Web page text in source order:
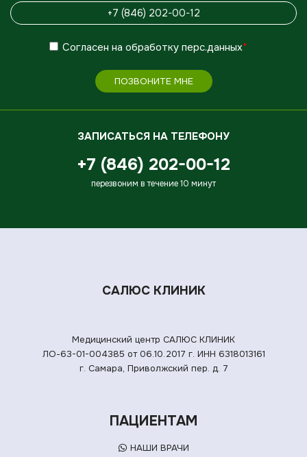
Согласен на обработку перс.данных*
ПОЗВОНИТЕ МНЕ
ЗАПИСАТЬСЯ НА ТЕЛЕФОНУ
+7 (846) 202-00-12
перезвоним в течение 10 минут
САЛЮС КЛИНИК
Медицинский центр САЛЮС КЛИНИК
ЛО-63-01-004385 от 06.10.2017 г. ИНН 6318013161
г. Самара, Приволжский пер. д. 7
ПАЦИЕНТАМ
НАШИ ВРАЧИ